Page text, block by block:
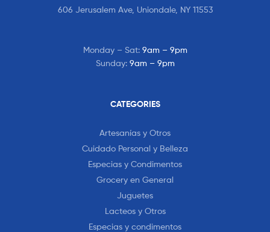
606 Jerusalem Ave, Uniondale, NY 11553
Monday – Sat: 9am – 9pm
Sunday: 9am – 9pm
CATEGORIES
Artesanías y Otros
Cuidado Personal y Belleza
Especias y Condimentos
Grocery en General
Juguetes
Lacteos y Otros
Especias y condimentos